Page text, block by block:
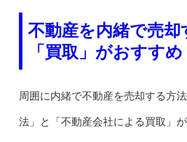
不動産を内緒で売却
「買取」がおすすめ
周囲に内緒で不動産を売却する方
法」と「不動産会社による買取」が